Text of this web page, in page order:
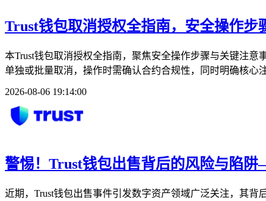
Trust钱包取消授权全指南，安全操作步
本Trust钱包取消授权全指南，聚焦安全操作步骤与关键注
单独或批量取消，操作时需确认合约合规性，同时明确核心
2026-08-06 19:14:00
警惕！Trust钱包出售背后的风险与陷
近期，Trust钱包出售事件引发数字资产领域广泛关注，其